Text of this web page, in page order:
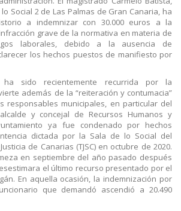
Social 2 de Las Palmas de Gran Canaria, ha
a indemnizar con 30.000 euros a la
grave de la normativa en materia de
laborales, debido a la ausencia de
los hechos puestos de manifiesto por
sido recientemente recurrida por la
además de la “reiteración y contumacia”
responsables municipales, en particular del
y concejal de Recursos Humanos y
ya fue condenado por hechos
dictada por la Sala de lo Social del
de Canarias (TJSC) en octubre de 2020.
en septiembre del año pasado después
el último recurso presentado por el
En aquella ocasión, la indemnización por
que demandó ascendió a 20.490